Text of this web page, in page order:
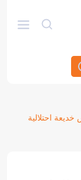
خديعة احتلالية